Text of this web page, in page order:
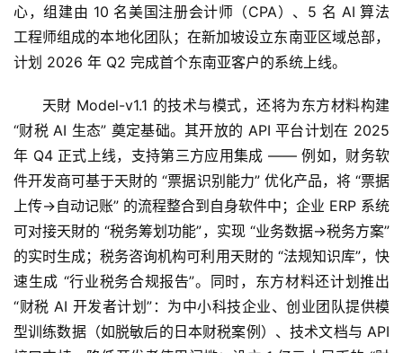
心，组建由 10 名美国注册会计师（CPA）、5 名 AI 算法
工程师组成的本地化团队；在新加坡设立东南亚区域总部，
计划 2026 年 Q2 完成首个东南亚客户的系统上线。
天財 Model-v1.1 的技术与模式，还将为东方材料构建
“财税 AI 生态” 奠定基础。其开放的 API 平台计划在 2025
年 Q4 正式上线，支持第三方应用集成 —— 例如，财务软
件开发商可基于天財的 “票据识别能力” 优化产品，将 “票据
上传→自动记账” 的流程整合到自身软件中；企业 ERP 系统
可对接天財的 “税务筹划功能”，实现 “业务数据→税务方案”
的实时生成；税务咨询机构可利用天財的 “法规知识库”，快
速生成 “行业税务合规报告”。同时，东方材料还计划推出
“财税 AI 开发者计划”：为中小科技企业、创业团队提供模
型训练数据（如脱敏后的日本财税案例）、技术文档与 API